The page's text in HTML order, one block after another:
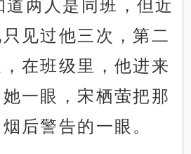
道两人是同班，但近
见过他三次，第二
在班级里，他进来
一眼，宋栖萤把那
后警告的一眼。